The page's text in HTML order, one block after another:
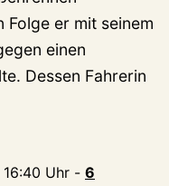
Folge er mit seinem
einen
Dessen Fahrerin
16:40 Uhr - 6